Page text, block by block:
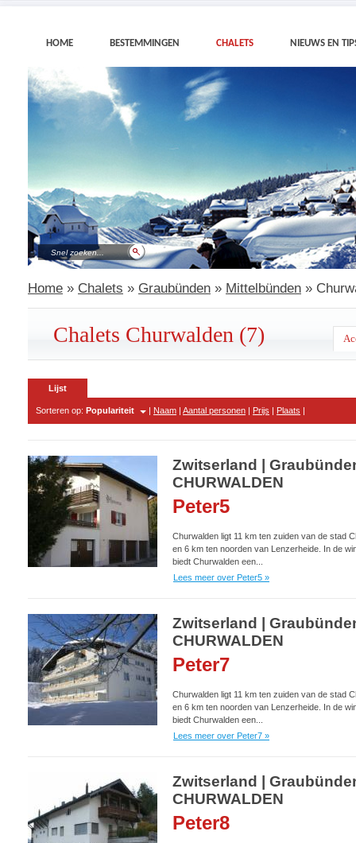
HOME BESTEMMINGEN CHALETS NIEUWS EN
Home » Chalets » Graubünden » Mittelbünden »
Chalets Churwalden (7)
Lijst
Sorteren op: Populariteit | Naam | Aantal personen | Prijs | Plaats |
Zwitserland |
CHURWALDEN
Peter5
Churwalden ligt 11 km ten zuiden van de stad
en 6 km ten noorden van Lenzerheide. In de
biedt Churwalden een...
Lees meer over Peter5 »
Zwitserland |
CHURWALDEN
Peter7
Churwalden ligt 11 km ten zuiden van de stad
en 6 km ten noorden van Lenzerheide. In de
biedt Churwalden een...
Lees meer over Peter7 »
Zwitserland |
CHURWALDEN
Peter8